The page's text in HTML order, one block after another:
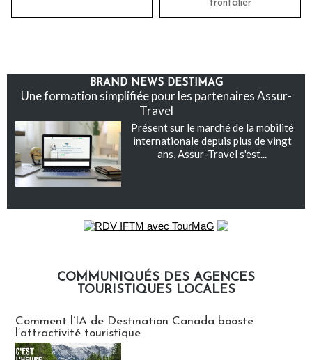
frontalier
BRAND NEWS DESTIMAG
Une formation simplifiée pour les partenaires Assur-
Travel
Présent sur le marché de la mobilité
internationale depuis plus de vingt
ans, Assur-Travel s'est...
COMMUNIQUÉS DES AGENCES
TOURISTIQUES LOCALES
Comment l’IA de Destination Canada booste
l’attractivité touristique